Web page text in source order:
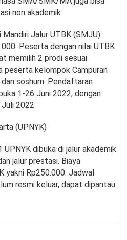
non akademik
Jalur UTBK (SMJU)
Peserta dengan nilai UTBK
memilih 2 prodi sesuai
peserta kelompok Campuran
soshum. Pendaftaran
1-26 Juni 2022, dengan
2022.
(UPNYK)
dibuka di jalur akademik
jalur prestasi. Biaya
yakni Rp250.000. Jadwal
resmi keluar, dapat dipantau